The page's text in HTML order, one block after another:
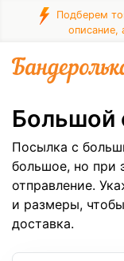
Подберем
Большой
Посылка с
большое, но при
отправление.
и размеры,
доставка.